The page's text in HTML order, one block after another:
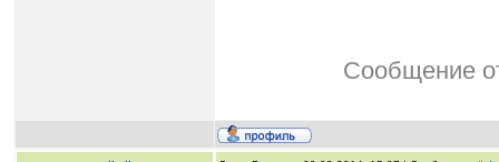
Сообщение